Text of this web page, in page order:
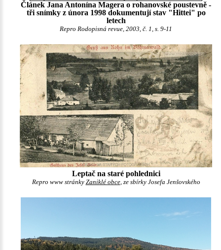
Článek Jana Antonína Magera o rohanovské poustevně -
tři snímky z února 1998 dokumentují stav "Hittei" po
letech
Repro Rodopisná revue, 2003, č. 1, s. 9-11
Leptač na staré pohlednici
Repro www stránky Zaniklé obce, ze sbírky Josefa Jenšovského